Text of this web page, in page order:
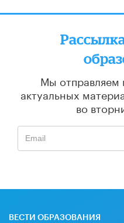
Мы отправляем
актуальных
во
ВЕСТИ ОБРАЗОВАНИЯ